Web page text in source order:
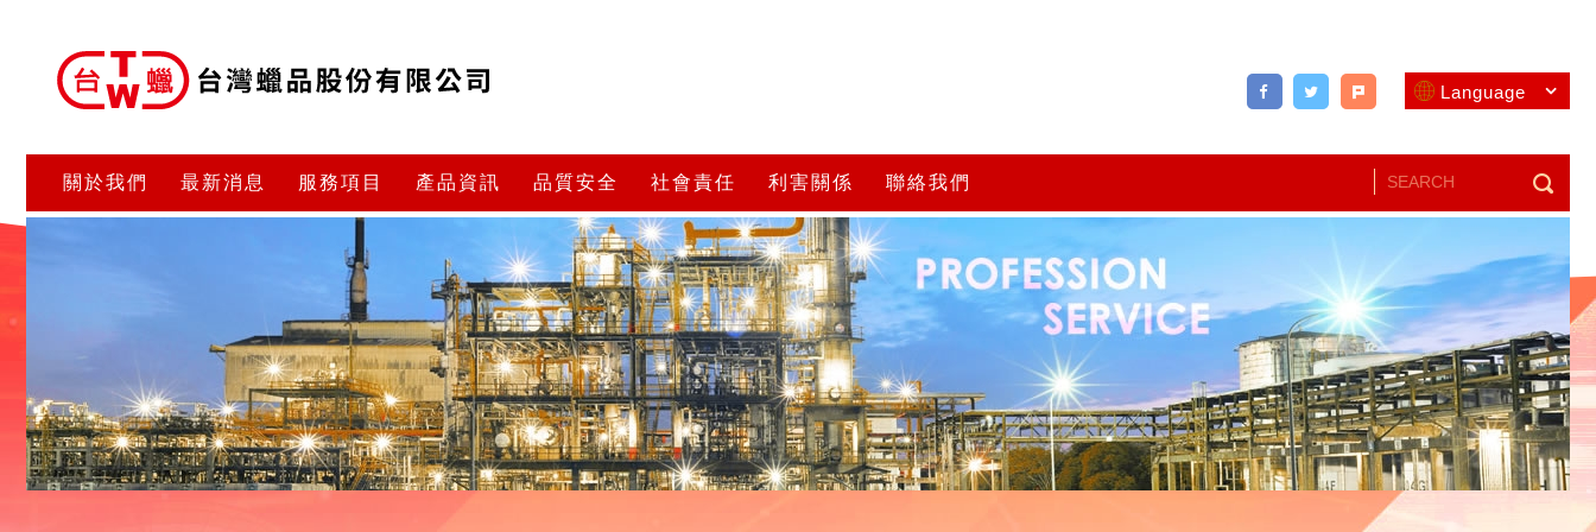
Language
關於我們 最新消息 服務項目 產品資訊 品質安全 社會責任 利害關係 聯絡我們